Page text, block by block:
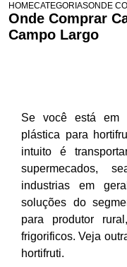
HOMECATEGORIASONDE
Onde Comprar
Campo Largo
Se você está em
plástica para
intuito é
supermecados,
industrias em
soluções do
para produtor
frigorificos. Veja
hortifruti.